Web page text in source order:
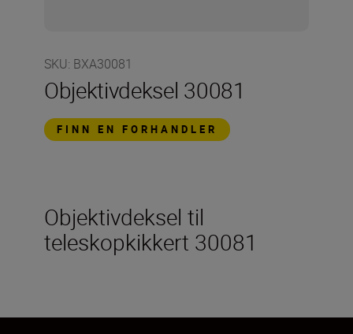
SKU: BXA30081
Objektivdeksel 30081
FINN EN FORHANDLER
Objektivdeksel til
teleskopkikkert 30081